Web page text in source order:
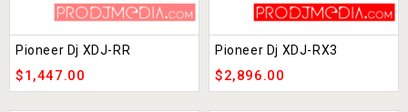
Pioneer Dj XDJ-RR
$1,447.00
Pioneer Dj XDJ-RX3
$2,896.00